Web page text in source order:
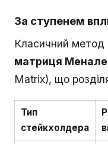
За ступенем
Класичний метод
матриця
Matrix), що
Тип
стейкхолдера